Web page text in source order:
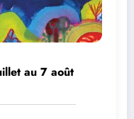
au 7 août